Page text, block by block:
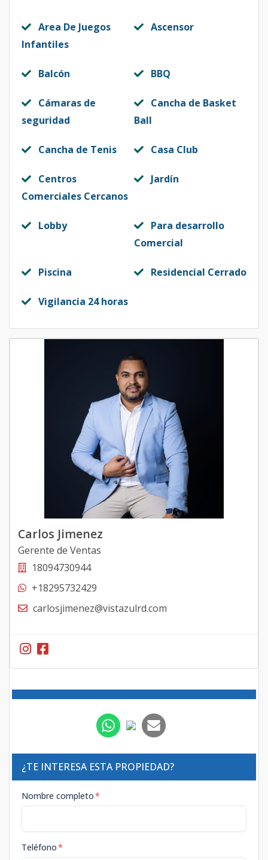
Area De Juegos
Infantiles
Ascensor
Balcón BBQ
Cámaras de
seguridad
Cancha de Basket
Ball
Cancha de Tenis Casa Club
Centros
Comerciales Cercanos
Jardín
Lobby
Para desarrollo
Comercial
Piscina Residencial Cerrado
Vigilancia 24 horas
Carlos Jimenez
Gerente de Ventas
18094730944
+18295732429
carlosjimenez@vistazulrd.com
¿TE INTERESA ESTA PROPIEDAD?
Nombre completo*
Teléfono*